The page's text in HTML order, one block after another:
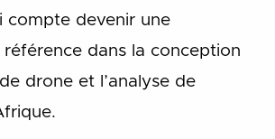
compte devenir une
dans la conception
drone et l’analyse de